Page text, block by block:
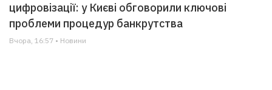
цифровізації: у Києві обговорили ключові
проблеми процедур банкрутства
Вчора, 16:57 • Новини